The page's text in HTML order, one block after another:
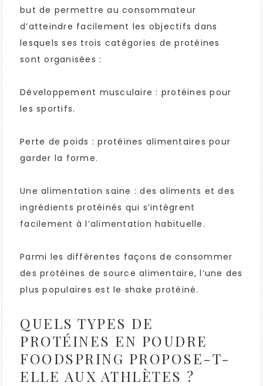
but de permettre au consommateur
d’atteindre facilement les objectifs dans
lesquels ses trois catégories de protéines
sont organisées :
Développement musculaire : protéines pour
les sportifs.
Perte de poids : protéines alimentaires pour
garder la forme.
Une alimentation saine : des aliments et des
ingrédients protéinés qui s’intègrent
facilement à l’alimentation habituelle.
Parmi les différentes façons de consommer
des protéines de source alimentaire, l’une des
plus populaires est le shake protéiné.
QUELS TYPES DE
PROTÉINES EN POUDRE
FOODSPRING PROPOSE-T-
ELLE AUX ATHLÈTES ?